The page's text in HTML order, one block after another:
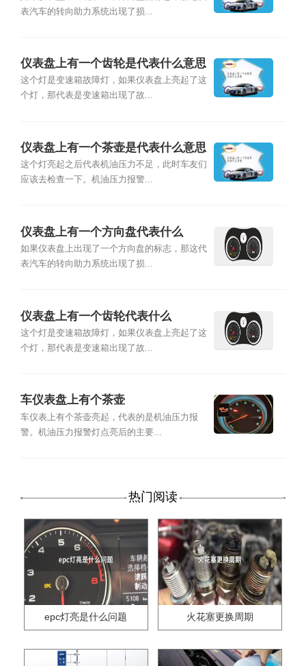
表汽车的转向助力系统出现了损...
仪表盘上有一个齿轮是代表什么意思
这个灯是变速箱故障灯，如果仪表盘上亮起了这
个灯，那代表是变速箱出现了故...
仪表盘上有一个茶壶是代表什么意思
这个灯亮起之后代表机油压力不足，此时车友们
应该去检查一下。机油压力报警...
仪表盘上有一个方向盘代表什么
如果仪表盘上出现了一个方向盘的标志，那这代
表汽车的转向助力系统出现了损...
仪表盘上有一个齿轮代表什么
这个灯是变速箱故障灯，如果仪表盘上亮起了这
个灯，那代表是变速箱出现了故...
车仪表盘上有个茶壶
车仪表上有个茶壶亮起，代表的是机油压力报
警。机油压力报警灯点亮后的主要...
热门阅读
epc灯亮是什么问题 火花塞更换周期